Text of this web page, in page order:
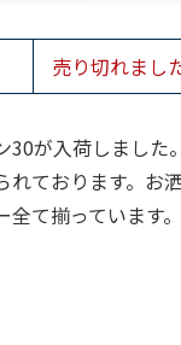
売り切れまし
30が入荷しまし
れております。お
全て揃っています